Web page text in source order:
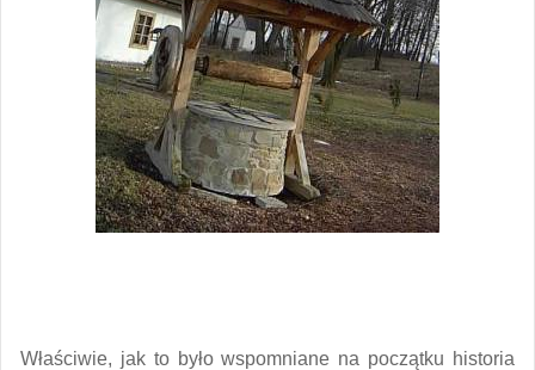
Właściwie, jak to było wspomniane na początku historia